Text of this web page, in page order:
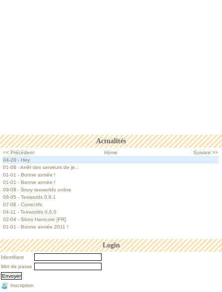
Actualités
<< Précédent Home
Suivant >>
04-28 - Hey
01-06 - Arrêt des serveurs de je...
01-01 - Bonne année !
01-01 - Bonne année !
09-08 - Story teeworlds online
08-05 - Teewords 0.6.1
07-06 - Correctifs
04-11 - Teeworlds 0.6.0
02-04 - Skins Harricote [FR]
01-01 - Bonne année 2011 !
Login
Identifiant
Mot de passe
Inscription